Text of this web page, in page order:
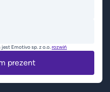
Emotivo sp. z o.o.rozwiń
prezent